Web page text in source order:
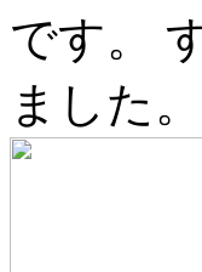
です。
ました。